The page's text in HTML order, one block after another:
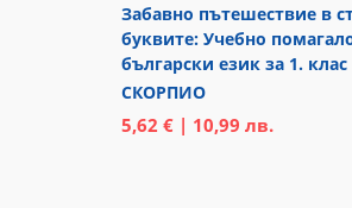
Забавно пътешествие в
буквите: Учебно
български език за 1. клас
СКОРПИО
5,62 € | 10,99 лв.